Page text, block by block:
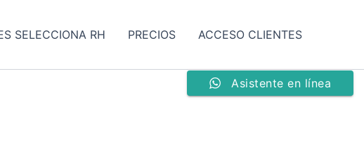
SELECCIONA RH PRECIOS ACCESO CLIENTES
Asistente en línea